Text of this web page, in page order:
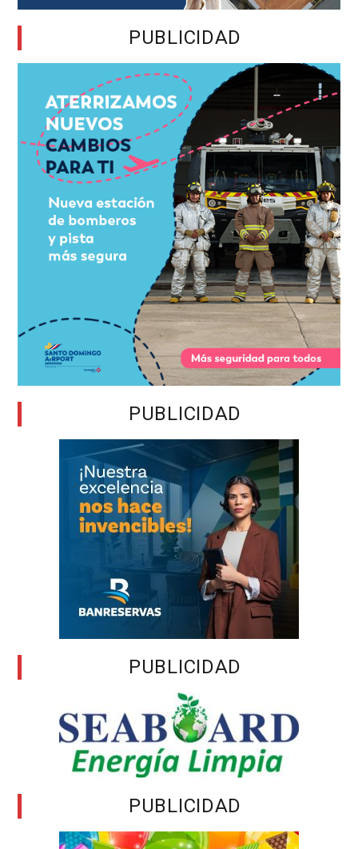
PUBLICIDAD
PUBLICIDAD
PUBLICIDAD
PUBLICIDAD